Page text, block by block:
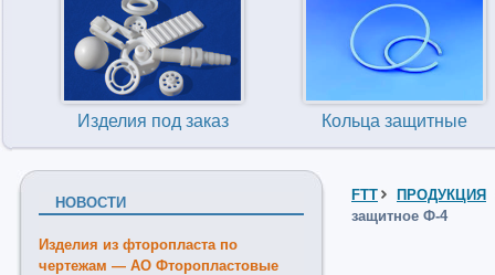
Изделия под заказ Кольца защитные
НОВОСТИ
Изделия из фторопласта по
чертежам — АО Фторопластовые
FTT
ПРОДУКЦИЯ
защитное Ф-4